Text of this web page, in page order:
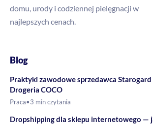
domu, urody i codziennej pielęgnacji w
najlepszych cenach.
Blog
Praktyki zawodowe sprzedawca Starogard
Drogeria COCO
Praca•3 min czytania
Dropshipping dla sklepu internetowego —